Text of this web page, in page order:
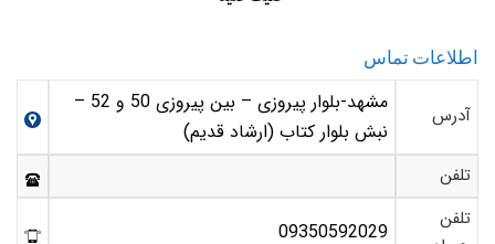
اطلاعات تماس
آدرس
مشهد-بلوار پیروزی – بین پیروزی 50 و 52 –
نبش بلوار کتاب (ارشاد قدیم)
تلفن
تلفن
09350592029